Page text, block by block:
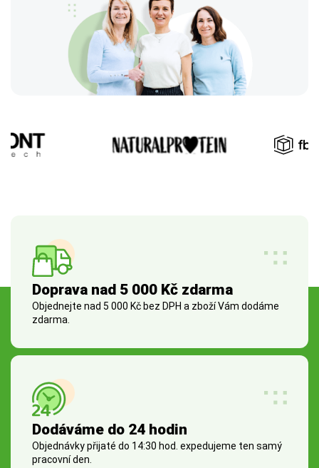
Doprava nad 5 000 Kč zdarma
Objednejte nad 5 000 Kč bez DPH a zboží Vám dodáme
zdarma.
Dodáváme do 24 hodin
Objednávky přijaté do 14:30 hod. expedujeme ten samý
pracovní den.